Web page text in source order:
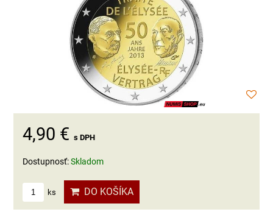
4,90 € s DPH
Dostupnosť:Skladom
ks DO KOŠÍKA